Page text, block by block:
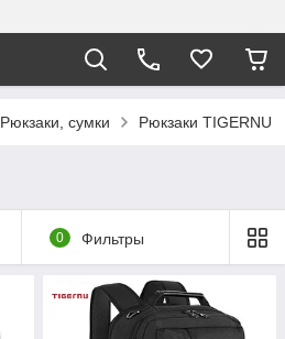
Рюкзаки, сумки Рюкзаки TIGERNU
0 Фильтры